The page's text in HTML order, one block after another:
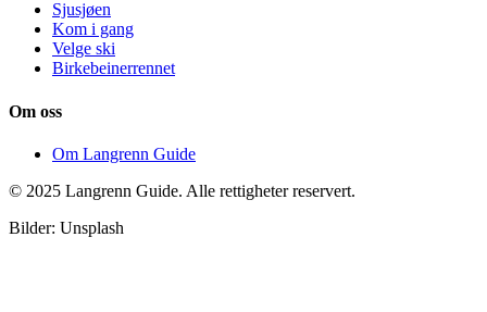
Sjusjøen
Kom i gang
Velge ski
Birkebeinerrennet
Om oss
Om Langrenn Guide
© 2025 Langrenn Guide. Alle rettigheter reservert.
Bilder: Unsplash